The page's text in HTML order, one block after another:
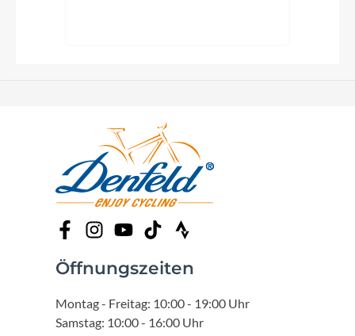
Öffnungszeiten
Montag - Freitag: 10:00 - 19:00 Uhr
Samstag: 10:00 - 16:00 Uhr